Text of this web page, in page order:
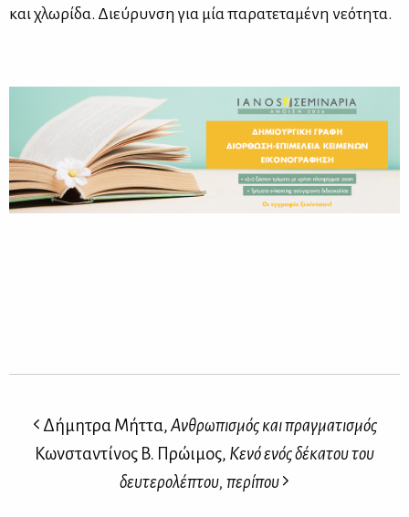
και χλω­ρί­δα. Διεύ­ρυν­ση για μία πα­ρα­τε­τα­μέ­νη νε­ό­τη­τα.
Δήμητρα Μήττα,Ανθρωπισμός και πραγματισμός
Κωνσταντίνος Β. Πρώιμος, Κενό ενός δέκατου του
δευτερολέπτου, περίπου